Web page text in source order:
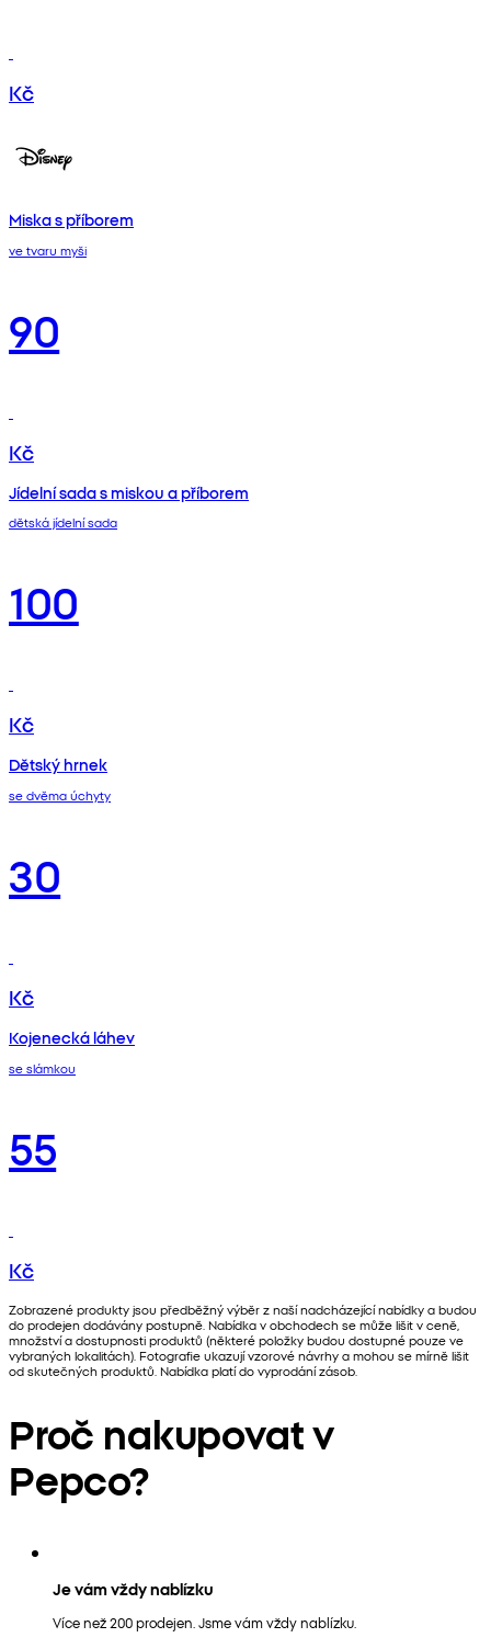
Kč
Miska s příborem
ve tvaru myši
90
Kč
Jídelní sada s miskou a příborem
dětská jídelní sada
100
Kč
Dětský hrnek
se dvěma úchyty
30
Kč
Kojenecká láhev
se slámkou
55
Kč
Zobrazené produkty jsou předběžný výběr z naší nadcházející nabídky a budou
do prodejen dodávány postupně. Nabídka v obchodech se může lišit v ceně,
množství a dostupnosti produktů (některé položky budou dostupné pouze ve
vybraných lokalitách). Fotografie ukazují vzorové návrhy a mohou se mírně lišit
od skutečných produktů. Nabídka platí do vyprodání zásob.
Proč nakupovat v
Pepco?
Je vám vždy nablízku
Více než 200 prodejen. Jsme vám vždy nablízku.